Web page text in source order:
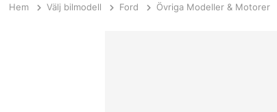
Hem Välj bilmodell Ford Övriga Modeller & Motorer